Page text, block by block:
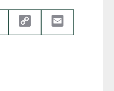
WhatsApp
Link